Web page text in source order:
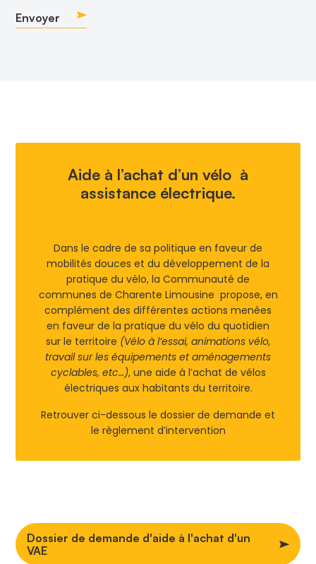
Envoyer
Aide à l’achat d’un vélo à
assistance électrique.
Dans le cadre de sa politique en faveur de
mobilités douces et du développement de la
pratique du vélo, la Communauté de
communes de Charente Limousine propose, en
complément des différentes actions menées
en faveur de la pratique du vélo du quotidien
sur le territoire (Vélo à l’essai, animations vélo,
travail sur les équipements et aménagements
cyclables, etc…), une aide à l’achat de vélos
électriques aux habitants du territoire.
Retrouver ci-dessous le dossier de demande et
le règlement d’intervention
Dossier de demande d'aide à l'achat d'un
VAE